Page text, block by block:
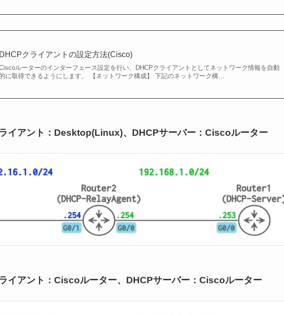
DHCPクライアントの設定方法(Cisco)
ルーターのインターフェース設定を行い、DHCPクライアントとしてネットワーク情報を自動
的に取得できるようにします。 【ネットワーク構成】 下記のネットワーク構…
ライアント：Desktop(Linux)、DHCPサーバー：Ciscoルーター
イアント：Ciscoルーター、DHCPサーバー：Ciscoルーター